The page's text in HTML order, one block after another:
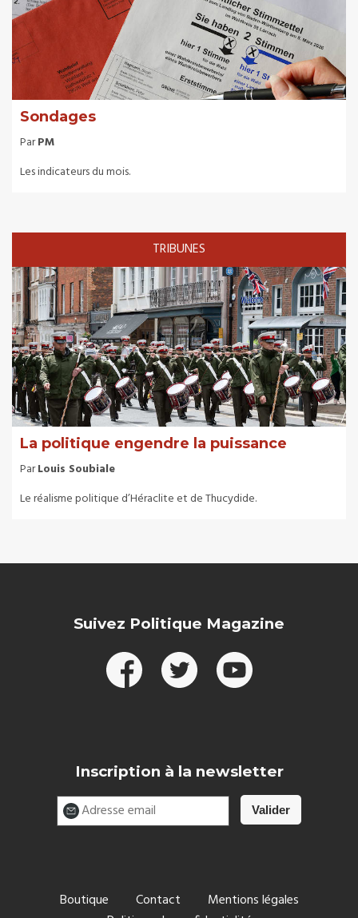
Sondages
ParPM
Les indicateurs du mois.
TRIBUNES
La politique engendre la puissance
ParLouis Soubiale
Le réalisme politique d’Héraclite et de Thucydide.
Suivez Politique Magazine
Inscription à la newsletter
Boutique Contact
Mentions légales